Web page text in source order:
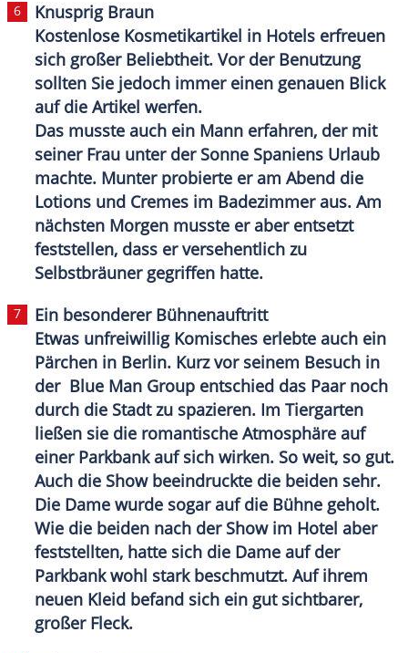
Knusprig Braun
Kostenlose Kosmetikartikel in Hotels erfreuen
sich großer Beliebtheit. Vor der Benutzung
sollten Sie jedoch immer einen genauen Blick
auf die Artikel werfen.
Das musste auch ein Mann erfahren, der mit
seiner Frau unter der Sonne Spaniens Urlaub
machte. Munter probierte er am Abend die
Lotions und Cremes im Badezimmer aus. Am
nächsten Morgen musste er aber entsetzt
feststellen, dass er versehentlich zu
Selbstbräunergegriffen hatte.
Ein besonderer Bühnenauftritt
Etwas unfreiwillig Komisches erlebte auch ein
Pärchen in Berlin. Kurz vor seinem Besuch in
der Blue Man Group entschied das Paar noch
durch die Stadt zu spazieren. Im Tiergarten
ließen sie die romantische Atmosphäre auf
einer Parkbankauf sich wirken. So weit, so gut.
Auch die Show beeindruckte die beiden sehr.
Die Dame wurde sogar auf die Bühne geholt.
Wie die beiden nach der Show im Hotel aber
feststellten, hatte sich die Dame auf der
Parkbankwohl stark beschmutzt. Auf ihrem
neuen Kleid befand sich ein gut sichtbarer,
großer Fleck.